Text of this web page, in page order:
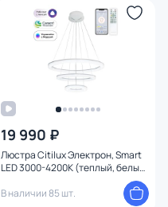
19 990 ₽
Люстра Citilux Электрон, Smart
LED 3000-4200К (теплый, белый)
В наличии 85 шт.